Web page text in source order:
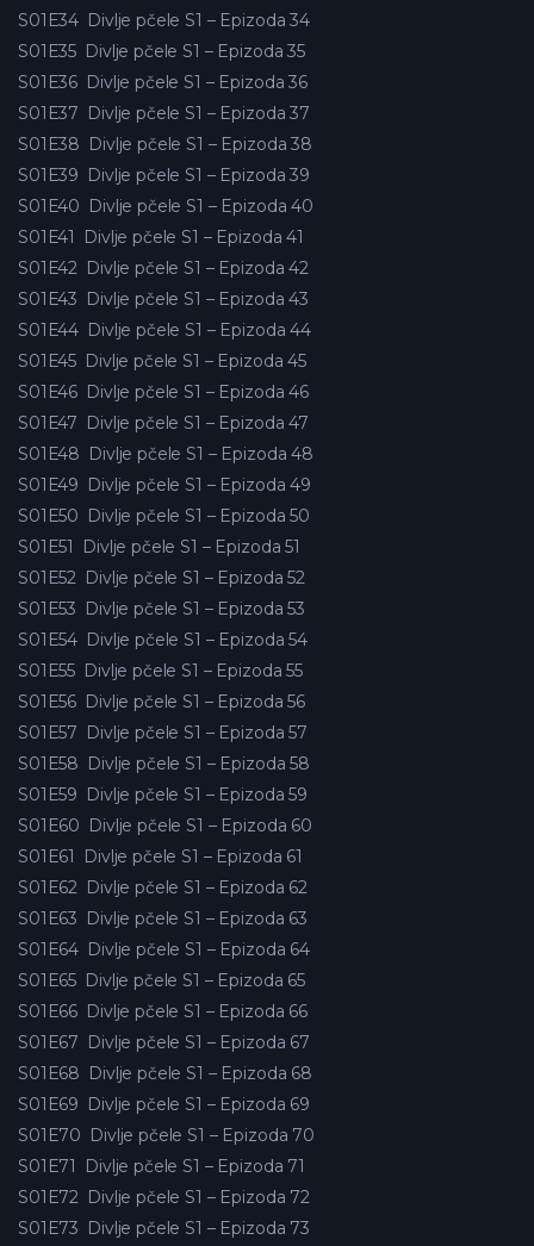
S01E34 Divlje pčele S1 – Epizoda 34
S01E35 Divlje pčele S1 – Epizoda 35
S01E36 Divlje pčele S1 – Epizoda 36
S01E37 Divlje pčele S1 – Epizoda 37
S01E38 Divlje pčele S1 – Epizoda 38
S01E39 Divlje pčele S1 – Epizoda 39
S01E40 Divlje pčele S1 – Epizoda 40
S01E41
Divlje pčele S1 – Epizoda 41
S01E42 Divlje pčele S1 – Epizoda 42
S01E43 Divlje pčele S1 – Epizoda 43
S01E44 Divlje pčele S1 – Epizoda 44
S01E45 Divlje pčele S1 – Epizoda 45
S01E46 Divlje pčele S1 – Epizoda 46
S01E47 Divlje pčele S1 – Epizoda 47
S01E48 Divlje pčele S1 – Epizoda 48
S01E49 Divlje pčele S1 – Epizoda 49
S01E50 Divlje pčele S1 – Epizoda 50
S01E51
Divlje pčele S1 – Epizoda 51
S01E52 Divlje pčele S1 – Epizoda 52
S01E53 Divlje pčele S1 – Epizoda 53
S01E54 Divlje pčele S1 – Epizoda 54
S01E55 Divlje pčele S1 – Epizoda 55
S01E56 Divlje pčele S1 – Epizoda 56
S01E57 Divlje pčele S1 – Epizoda 57
S01E58 Divlje pčele S1 – Epizoda 58
S01E59 Divlje pčele S1 – Epizoda 59
S01E60 Divlje pčele S1 – Epizoda 60
S01E61
Divlje pčele S1 – Epizoda 61
S01E62 Divlje pčele S1 – Epizoda 62
S01E63 Divlje pčele S1 – Epizoda 63
S01E64 Divlje pčele S1 – Epizoda 64
S01E65 Divlje pčele S1 – Epizoda 65
S01E66 Divlje pčele S1 – Epizoda 66
S01E67 Divlje pčele S1 – Epizoda 67
S01E68 Divlje pčele S1 – Epizoda 68
S01E69 Divlje pčele S1 – Epizoda 69
S01E70 Divlje pčele S1 – Epizoda 70
S01E71
Divlje pčele S1 – Epizoda 71
S01E72 Divlje pčele S1 – Epizoda 72
S01E73 Divlje pčele S1 – Epizoda 73